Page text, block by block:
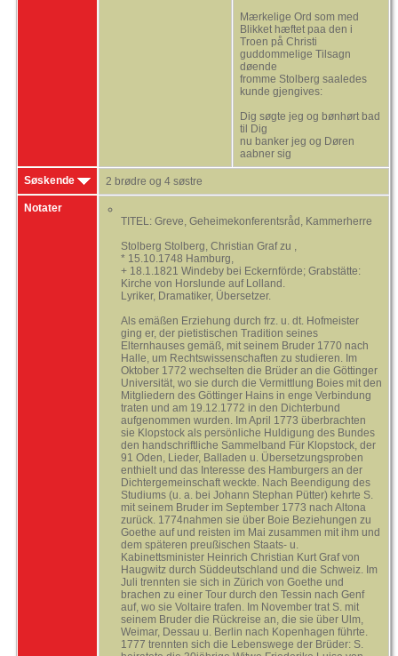
Mærkelige Ord som med
Blikket hæftet paa den i
Troen på Christi
guddommelige Tilsagn
døende
fromme Stolberg saaledes
kunde gjengives:
Dig søgte jeg og bønhørt bad
til Dig
nu banker jeg og Døren
aabner sig
Søskende 2 brødre og 4 søstre
Notater
TITEL: Greve, Geheimekonferentsråd, Kammerherre
Stolberg Stolberg, Christian Graf zu ,
* 15.10.1748 Hamburg,
+ 18.1.1821 Windeby bei Eckernförde; Grabstätte:
Kirche von Horslunde auf Lolland.
Lyriker, Dramatiker, Übersetzer.
Als emäßen Erziehung durch frz. u. dt. Hofmeister
ging er, der pietistischen Tradition seines
Elternhauses gemäß, mit seinem Bruder 1770 nach
Halle, um Rechtswissenschaften zu studieren. Im
Oktober 1772 wechselten die Brüder an die Göttinger
Universität, wo sie durch die Vermittlung Boies mit den
Mitgliedern des Göttinger Hains in enge Verbindung
traten und am 19.12.1772 in den Dichterbund
aufgenommen wurden. Im April 1773 überbrachten
sie Klopstock als persönliche Huldigung des Bundes
den handschriftliche Sammelband Für Klopstock, der
91 Oden, Lieder, Balladen u. Übersetzungsproben
enthielt und das Interesse des Hamburgers an der
Dichtergemeinschaft weckte. Nach Beendigung des
Studiums (u. a. bei Johann Stephan Pütter) kehrte S.
mit seinem Bruder im September 1773 nach Altona
zurück. 1774nahmen sie über Boie Beziehungen zu
Goethe auf und reisten im Mai zusammen mit ihm und
dem späteren preußischen Staats- u.
Kabinettsminister Heinrich Christian Kurt Graf von
Haugwitz durch Süddeutschland und die Schweiz. Im
Juli trennten sie sich in Zürich von Goethe und
brachen zu einer Tour durch den Tessin nach Genf
auf, wo sie Voltaire trafen. Im November trat S. mit
seinem Bruder die Rückreise an, die sie über Ulm,
Weimar, Dessau u. Berlin nach Kopenhagen führte.
1777 trennten sich die Lebenswege der Brüder: S.